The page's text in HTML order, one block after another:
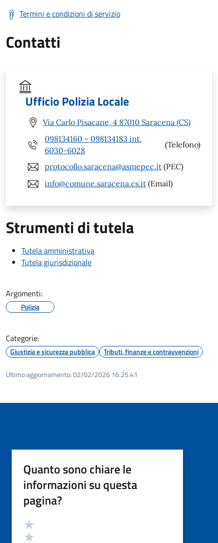
Termini e condizioni di servizio
Contatti
Ufficio Polizia Locale
Via Carlo Pisacane, 4 87010 Saracena (CS)
098134160 – 098134183 int.
6030-6028
(Telefono)
protocollo.saracena@asmepec.it (PEC)
info@comune.saracena.cs.it (Email)
Strumenti di tutela
Tutela amministrativa
Tutela giurisdizionale
Argomenti:
Polizia
Categorie:
Giustizia e sicurezza pubblica Tributi, finanze e contravvenzioni
Ultimo aggiornamento:02/02/2026 16:25.41
Quanto sono chiare le
informazioni su questa
pagina?
Valutazione